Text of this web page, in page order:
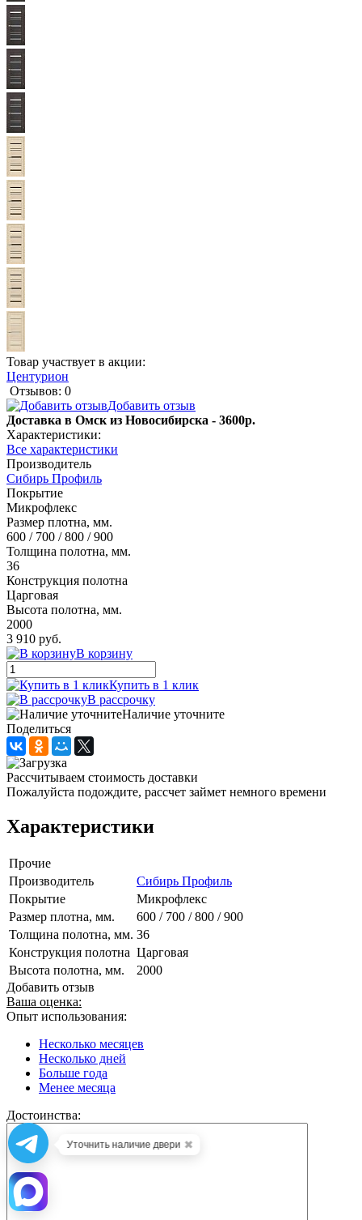
Товар участвует в акции:
Центурион
Отзывов: 0
Добавить отзыв
Доставка в Омск из Новосибирска - 3600р.
Характеристики:
Все характеристики
Производитель
Сибирь Профиль
Покрытие
Микрофлекс
Размер плотна, мм.
600 / 700 / 800 / 900
Толщина полотна, мм.
36
Конструкция полотна
Царговая
Высота полотна, мм.
2000
3 910 руб.
В корзину
Купить в 1 клик
В рассрочку
Наличие уточните
Поделиться
Рассчитываем стоимость доставки
Пожалуйста подождите, рассчет займет немного времени
Характеристики
Прочие
Производитель
Сибирь Профиль
Покрытие
Микрофлекс
Размер плотна, мм.
600 / 700 / 800 / 900
Толщина полотна, мм. 36
Конструкция полотна Царговая
Высота полотна, мм.
2000
Добавить отзыв
Ваша оценка:
Опыт использования:
Несколько месяцев
Несколько дней
Больше года
Менее месяца
Достоинства:
Уточнить наличие двери ✖